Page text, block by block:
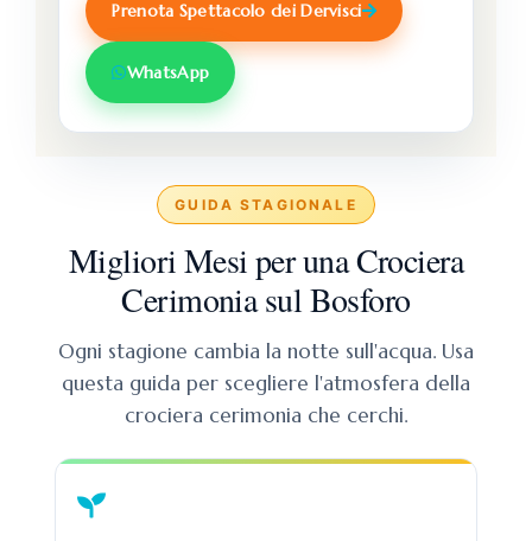
Prenota Spettacolo dei Dervisci
WhatsApp
GUIDA STAGIONALE
Migliori Mesi per una Crociera
Cerimonia sul Bosforo
Ogni stagione cambia la notte sull'acqua. Usa
questa guida per scegliere l'atmosfera della
crociera cerimonia che cerchi.